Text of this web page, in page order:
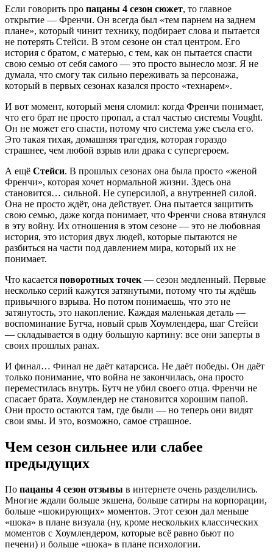
Если говорить про пацаны 4 сезон сюжет, то главное
открытие — Френчи. Он всегда был «тем парнем на заднем
плане», который чинит технику, подбирает слова и пытается
не потерять Стейси. В этом сезоне он стал центром. Его
история с братом, с матерью, с тем, как он пытается спасти
свою семью от себя самого — это просто вынесло мозг. Я не
думала, что смогу так сильно переживать за персонажа,
который в первых сезонах казался просто «технарем».
И вот момент, который меня сломил: когда Френчи понимает,
что его брат не просто пропал, а стал частью системы Vought.
Он не может его спасти, потому что система уже съела его.
Это такая тихая, домашняя трагедия, которая гораздо
страшнее, чем любой взрыв или драка с супергероем.
А ещё Стейси. В прошлых сезонах она была просто «женой
Френчи», которая хочет нормальной жизни. Здесь она
становится… сильной. Не суперсилой, а внутренней силой.
Она не просто ждёт, она действует. Она пытается защитить
свою семью, даже когда понимает, что Френчи снова втянулся
в эту войну. Их отношения в этом сезоне — это не любовная
история, это история двух людей, которые пытаются не
разбиться на части под давлением мира, который их не
понимает.
Что касается поворотных точек— сезон медленный. Первые
несколько серий кажутся затянутыми, потому что ты ждёшь
привычного взрыва. Но потом понимаешь, что это не
затянутость, это накопление. Каждая маленькая деталь —
воспоминание Бутча, новый срыв Хоумлендера, шаг Стейси
— складывается в одну большую картину: все они заперты в
своих прошлых ранах.
И финал… Финал не даёт катарсиса. Не даёт победы. Он даёт
только понимание, что война не закончилась, она просто
переместилась внутрь. Бутч не убил своего отца. Френчи не
спасает брата. Хоумлендер не становится хорошим папой.
Они просто остаются там, где были — но теперь они видят
свои ямы. И это, возможно, самое страшное.
Чем сезон сильнее или слабее
предыдущих
По пацаны 4 сезон отзывы в интернете очень разделились.
Многие ждали больше экшена, больше сатиры на корпорации,
больше «шокирующих» моментов. Этот сезон дал меньше
«шока» в плане визуала (ну, кроме нескольких классических
моментов с Хоумлендером, которые всё равно бьют по
печени) и больше «шока» в плане психологии.